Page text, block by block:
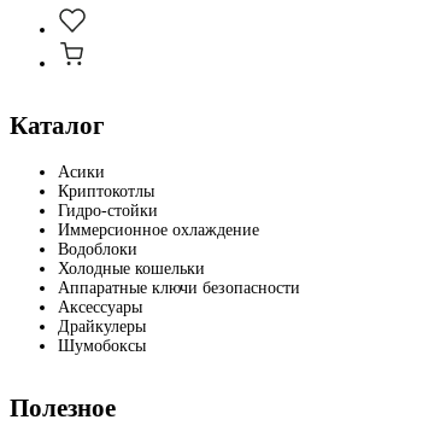
Каталог
Асики
Криптокотлы
Гидро-стойки
Иммерсионное охлаждение
Водоблоки
Холодные кошельки
Аппаратные ключи безопасности
Аксессуары
Драйкулеры
Шумобоксы
Полезное